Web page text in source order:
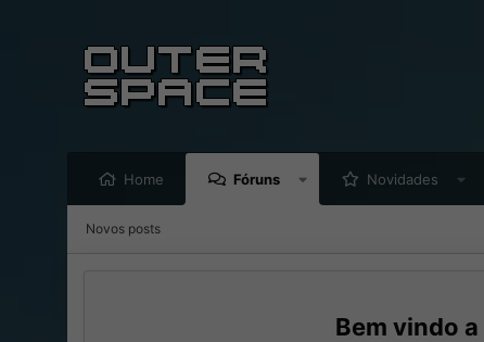
Home Fóruns Novidades
Novos posts